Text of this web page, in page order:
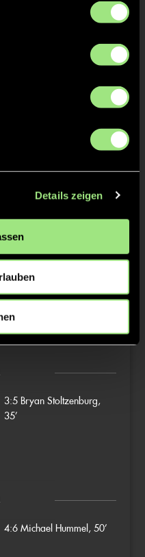
Details zeigen
Frederik Gohlke, 2’
3:3 Tino Volkert, 25’
3:4 Simon Herzsprung, 30’
3:5 Bryan Stoltzenburg,
35’
4:6 Michael Hummel, 50’